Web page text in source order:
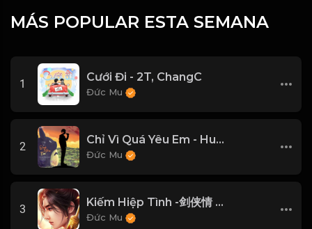
MÁS POPULAR ESTA SEMANA
1
Cưới Đi - 2T, ChangC
Đức Mu
2
Chỉ Vì Quá Yêu Em - Huy Vạc, Tiến Nguyễn Cover
Đức Mu
3
Kiếm Hiệp Tình -剑侠情 | Trần Phi Bình
Đức Mu